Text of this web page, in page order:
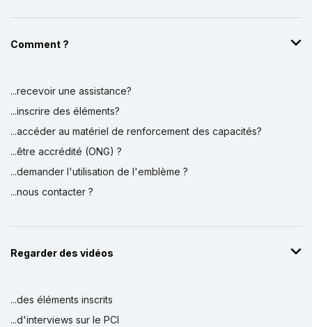
Comment ?
...recevoir une assistance?
...inscrire des éléments?
...accéder au matériel de renforcement des capacités?
...être accrédité (ONG) ?
...demander l'utilisation de l'emblème ?
...nous contacter ?
Regarder des vidéos
...des éléments inscrits
...d'interviews sur le PCI